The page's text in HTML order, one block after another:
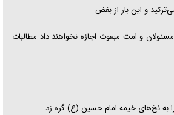
و این بار از بغض
و امت مبعوث اجازه نخواهند داد مطالبات
به نخ‌های خیمه امام حسین (ع) گره زد